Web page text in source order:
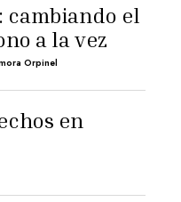
cambiando el
a la vez
Orpinel
en